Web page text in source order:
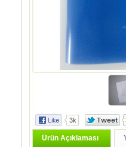
Ürün Açıklaması